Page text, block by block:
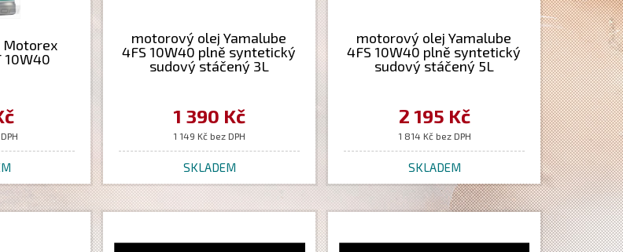
10W40
motorový olej Yamalube
4FS 10W40 plně syntetický
sudový stáčený 3L
1 390 Kč
1 149 Kč bez DPH
SKLADEM
motorový olej Yamalube
4FS 10W40 plně syntetický
sudový stáčený 5L
2 195 Kč
1 814 Kč bez DPH
SKLADEM